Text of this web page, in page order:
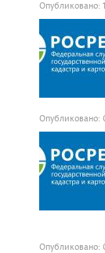
Опубликовано:
Опубликовано:
Опубликовано: